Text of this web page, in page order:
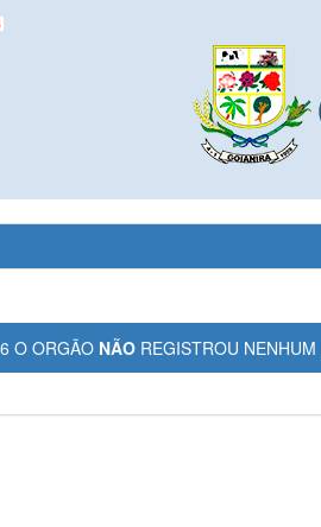
O ORGÃO NÃO REGISTROU NENHUM